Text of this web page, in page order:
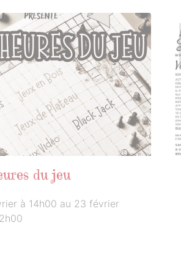
du jeu
à 14h00 au 23 février